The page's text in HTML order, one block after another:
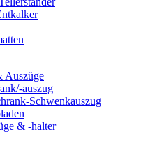
Auszüge
auszug
Schwenkauszug
& -halter